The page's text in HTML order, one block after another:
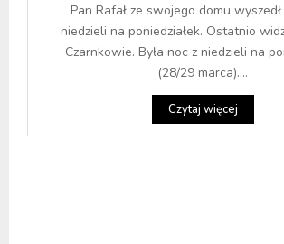
Pan Rafał ze swojego domu
niedzieli na poniedziałek. Ostatnio
Czarnkowie. Była noc z niedzieli na
(28/29 marca)....
Czytaj więcej